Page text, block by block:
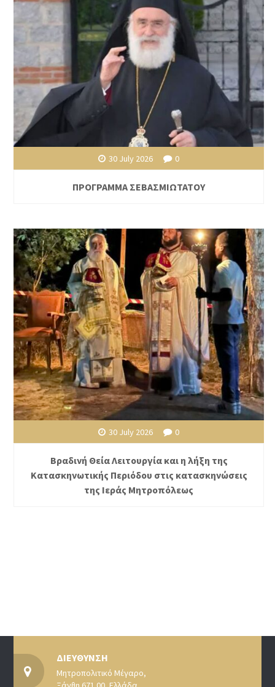
30 July 2026 0
ΠΡΟΓΡΑΜΜΑ ΣΕΒΑΣΜΙΩΤΑΤΟΥ
30 July 2026 0
Βραδινή Θεία Λειτουργία και η λήξη της
Κατασκηνωτικής Περιόδου στις κατασκηνώσεις
της Ιεράς Μητροπόλεως
ΔΙΕΥΘΥΝΣΗ
Μητροπολιτικό Μέγαρο,